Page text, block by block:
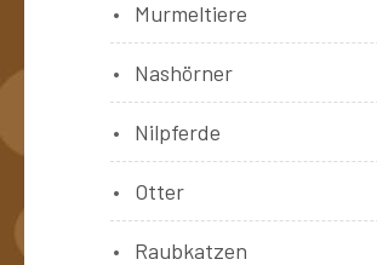
Murmeltiere
Nashörner
Nilpferde
Otter
Raubkatzen